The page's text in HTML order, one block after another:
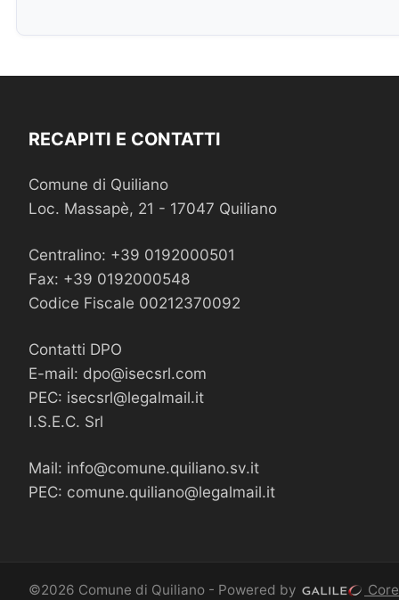
RECAPITI E CONTATTI
Comune di Quiliano
Loc. Massapè, 21 - 17047 Quiliano
Centralino: +39 0192000501
Fax: +39 0192000548
Codice Fiscale 00212370092
Contatti DPO
E-mail: dpo@isecsrl.com
PEC: isecsrl@legalmail.it
I.S.E.C. Srl
Mail: info@comune.quiliano.sv.it
PEC: comune.quiliano@legalmail.it
©2026 Comune di Quiliano - Powered by